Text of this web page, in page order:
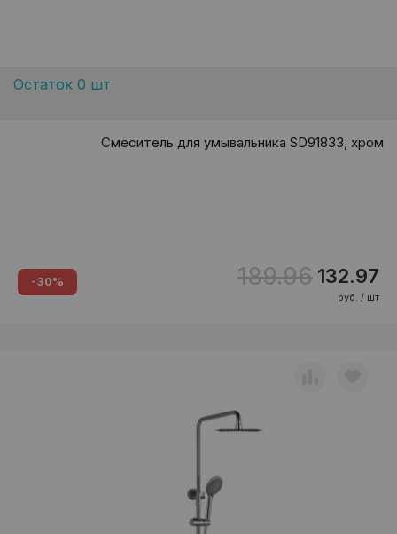
Остаток 0 шт
Смеситель для умывальника SD91833, хром
-30% 189.96 132.97
руб. / шт